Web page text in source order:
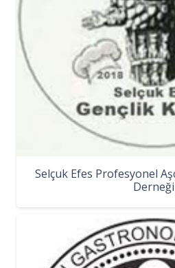
Selçuk Efes Profesyonel
Derneği